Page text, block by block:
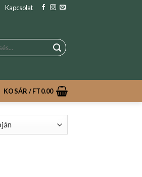
Kapcsolat
KOSÁR /FT0.00